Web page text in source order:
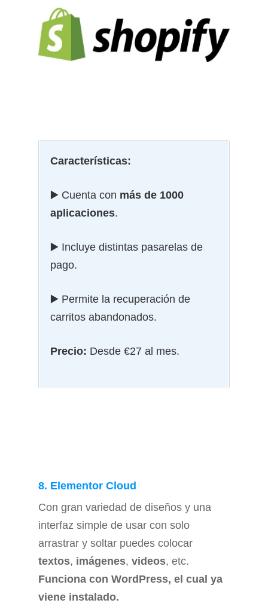
Características:
▶️ Cuenta con más de 1000
aplicaciones.
▶️ Incluye distintas pasarelas de
pago.
▶️ Permite la recuperación de
carritos abandonados.
Precio: Desde €27 al mes.
8. Elementor Cloud
Con gran variedad de diseños y una
interfaz simple de usar con solo
arrastrar y soltar puedes colocar
textos, imágenes, videos, etc.
Funciona con WordPress, el cual ya
viene instalado.